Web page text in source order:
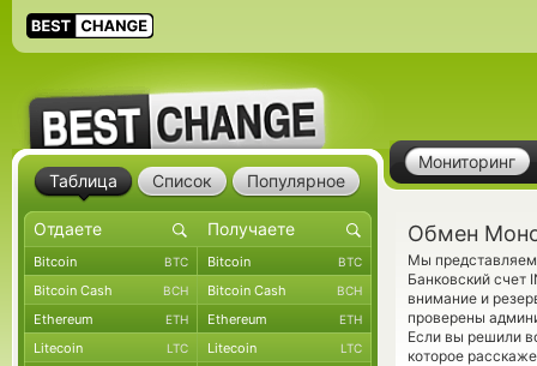
Мониторинг
Обмен
Мы
Банковский счет
внимание и
проверены
Если вы решили
которое
Таблица Список Популярное
Bitcoin BTC Bitcoin BTC
Bitcoin Cash BCH Bitcoin Cash BCH
Ethereum ETH Ethereum ETH
Litecoin LTC Litecoin LTC